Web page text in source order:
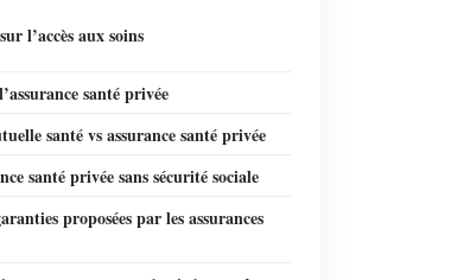
l’accès aux soins
santé privée
santé vs assurance santé privée
santé privée sans sécurité sociale
proposées par les assurances